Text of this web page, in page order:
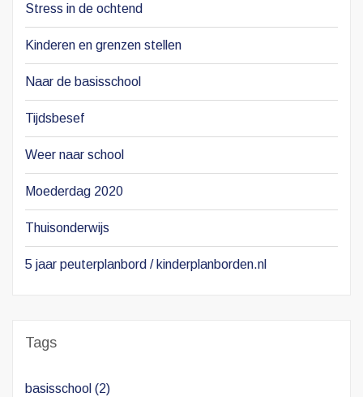
Stress in de ochtend
Kinderen en grenzen stellen
Naar de basisschool
Tijdsbesef
Weer naar school
Moederdag 2020
Thuisonderwijs
5 jaar peuterplanbord / kinderplanborden.nl
Tags
basisschool (2)